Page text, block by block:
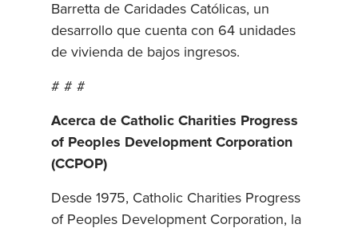
Barretta de Caridades Católicas, un
desarrollo que cuenta con 64 unidades
de vivienda de bajos ingresos.
# # #
Acerca de Catholic Charities Progress
of Peoples Development Corporation
(CCPOP)
Desde 1975, Catholic Charities Progress
of Peoples Development Corporation, la